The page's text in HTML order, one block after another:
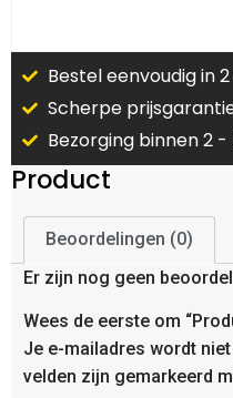
Bestel eenvoudig in
Scherpe
Bezorging binnen 2
Product
Beoordelingen (0)
Er zijn nog geen
Wees de eerste om
Je e-mailadres wordt
velden zijn gemarkeerd